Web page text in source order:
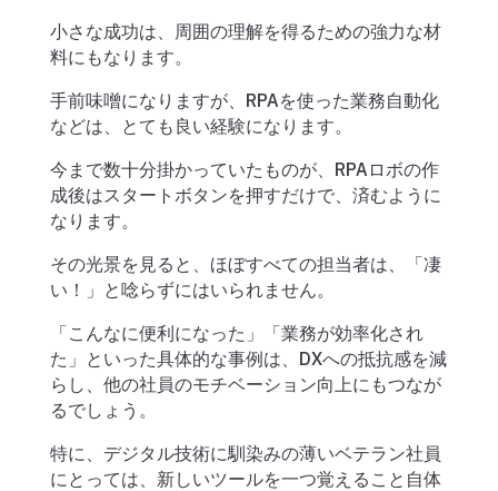
小さな成功は、周囲の理解を得るための強力な材
料にもなります。
手前味噌になりますが、RPAを使った業務自動化
などは、とても良い経験になります。
今まで数十分掛かっていたものが、RPAロボの作
成後はスタートボタンを押すだけで、済むように
なります。
その光景を見ると、ほぼすべての担当者は、「凄
い！」と唸らずにはいられません。
「こんなに便利になった」「業務が効率化され
た」といった具体的な事例は、DXへの抵抗感を減
らし、他の社員のモチベーション向上にもつなが
るでしょう。
特に、デジタル技術に馴染みの薄いベテラン社員
にとっては、新しいツールを一つ覚えること自体